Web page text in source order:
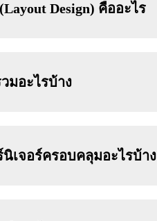
Design) คืออะไร
มอะไรบ้าง
เจอร์ครอบคลุมอะไรบ้าง